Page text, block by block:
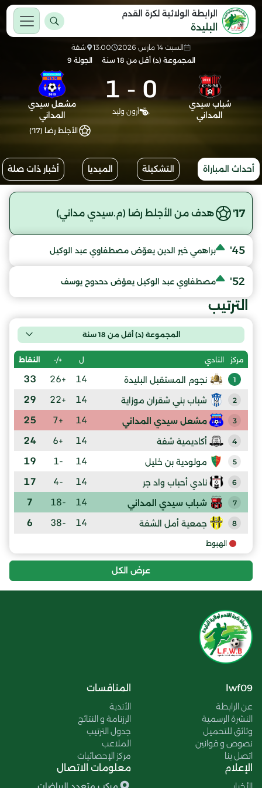
الرابطة الولائية لكرة القدم
البليدة
السبت 14 مارس 2026 13:00
شفة
المجموعة (د) أقل من 18 سنة
الجولة 9
شباب سيدي
المداني
0
-
1
أرون وليد
مشعل سيدي
المداني
الأجلط رضا (17')
أحداث المباراة التشكيلة الميديا أخبار ذات صلة
17' هدف من الأجلط رضا (م.سيدي مداني)
45' براهمي خير الدين يعوّض مصطفاوي عبد الوكيل
52' مصطفاوي عبد الوكيل يعوّض دحدوح يوسف
الترتيب
المجموعة (د) أقل من 18 سنة
مركز النادي ل +/- النقاط
1 نجوم المستقبل البليدة 14
+26
33
2 شباب بني شقران موزاية 14
+22
29
3 مشعل سيدي المداني 14
+7
25
4 أكاديمية شفة 14
+6
24
5 مولودية بن خليل 14
-1
19
6 نادي أحباب واد جر 14
-4
17
7 شباب سيدي المداني 14
-18
7
8 جمعية أمل الشفة 14
-38
6
الهبوط
عرض الكل
lwf09
عن الرابطة
النشرة الرسمية
وثائق للتحميل
نصوص و قوانين
اتصل بنا
المنافسات
الأندية
الرزنامة و النتائج
جدول الترتيب
الملاعب
مركز الإحصائيات
الإعلام معلومات الاتصال